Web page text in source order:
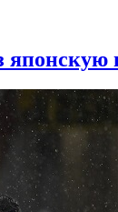
японскую